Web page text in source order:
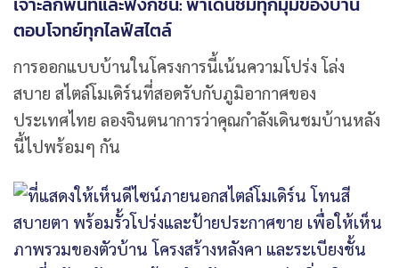
ตอบโจทย์ทุกไลฟ์สไตล์
การออกแบบบ้านในโครงการนี้เน้นความโปร่ง โล่ง
สบาย สไตล์โมเดิร์นที่สอดรับกับภูมิอากาศของ
ประเทศไทย ลองจินตนาการว่าคุณกำลังเดินชมบ้านหลัง
นี้ไปพร้อมๆ กัน